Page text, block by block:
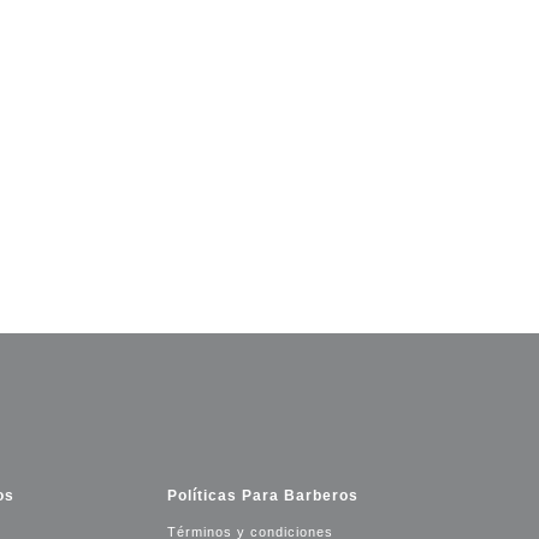
Políticas Para Barberos
Términos y condiciones